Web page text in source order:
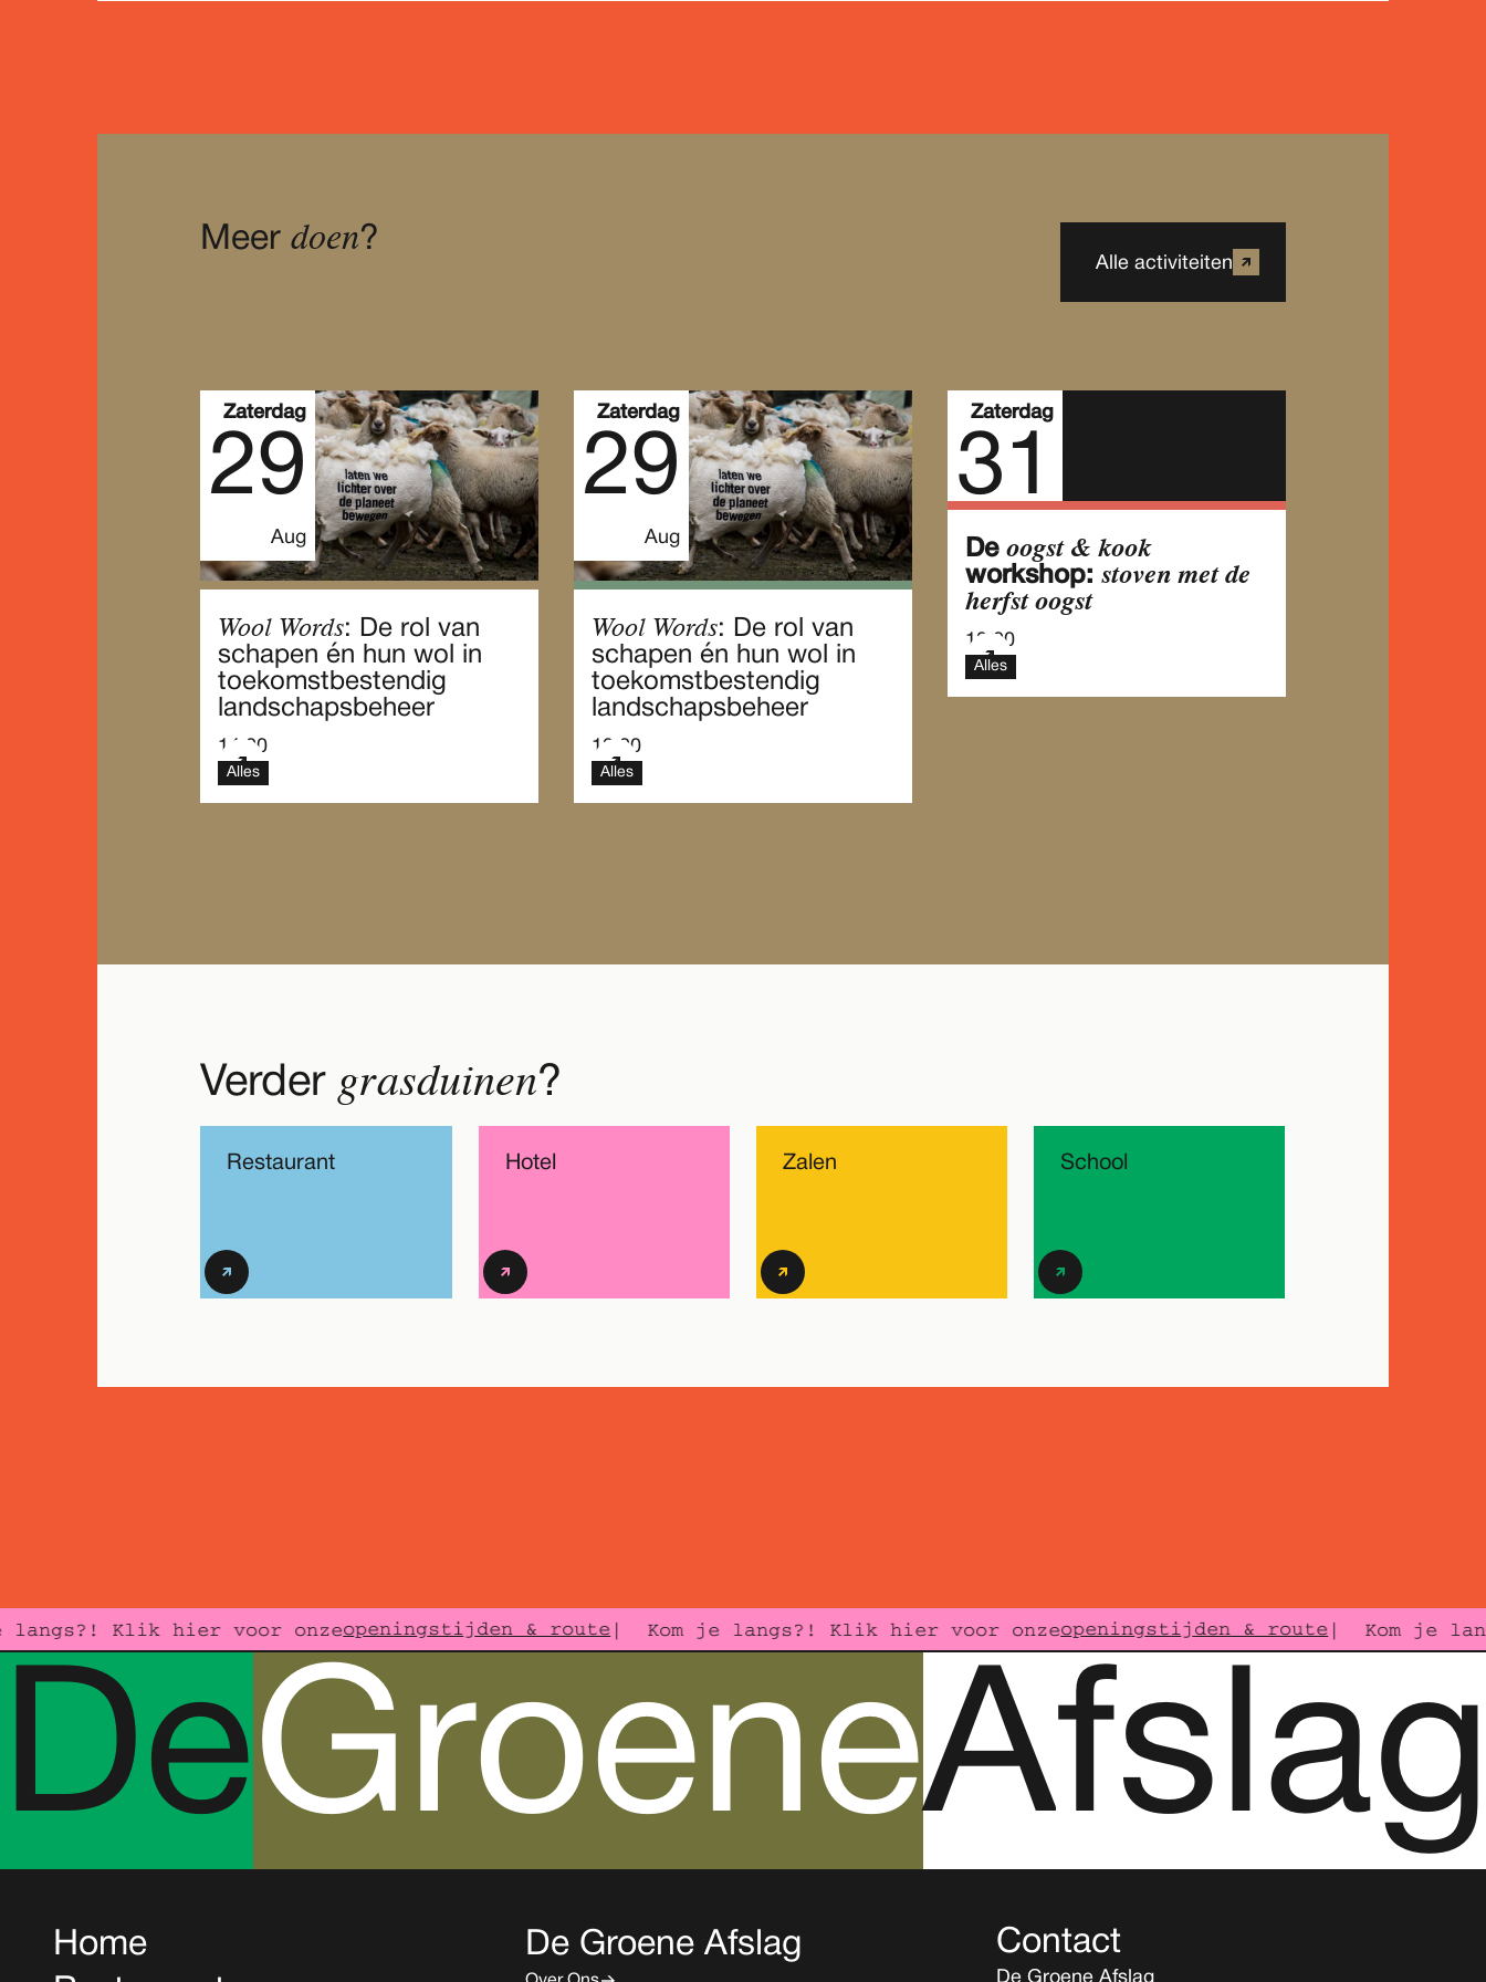
Meerdoen?
Zaterdag
29
Aug
Wool Words: De rol van
schapen én hun wol in
toekomstbestendig
landschapsbeheer
14.00
Alles
Zaterdag
29
Aug
Wool Words: De rol van
schapen én hun wol in
toekomstbestendig
landschapsbeheer
10.00
Alles
Zaterdag
31
De oogst & kook
workshop: stoven met de
herfst oogst
10.00
Alles
Alle activiteiten
Verder grasduinen?
Restaurant Hotel Zalen School
Klik hier voor onzeopeningstijden & route| Kom je langs?! Klik hier voor onzeopeningstijden & route| Kom je
DeGroeneA
Home
De Groene Afslag Contact
De Groene Afslag